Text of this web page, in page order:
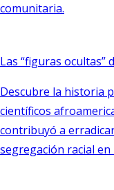
comunitaria.
Las “figuras ocultas”
Descubre la historia
científicos
contribuyó a
segregación racial en